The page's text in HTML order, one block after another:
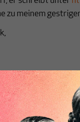
zu meinem